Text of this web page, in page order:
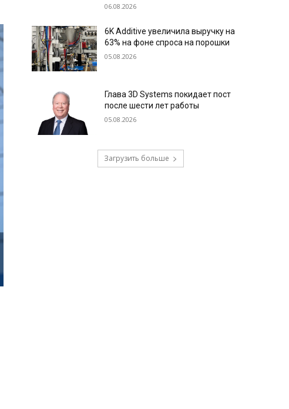
06.08.2026
6K Additive увеличила выручку на
63% на фоне спроса на порошки
05.08.2026
Глава 3D Systems покидает пост
после шести лет работы
05.08.2026
Загрузить больше